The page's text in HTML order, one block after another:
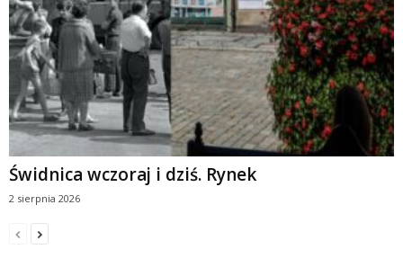
Świdnica wczoraj i dziś. Rynek
2 sierpnia 2026